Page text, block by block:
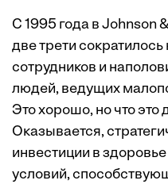
С 1995 года в Johnson
две трети
сотрудников и
людей, ведущих
Это хорошо, но что это
Оказывается,
инвестиции в
условий,